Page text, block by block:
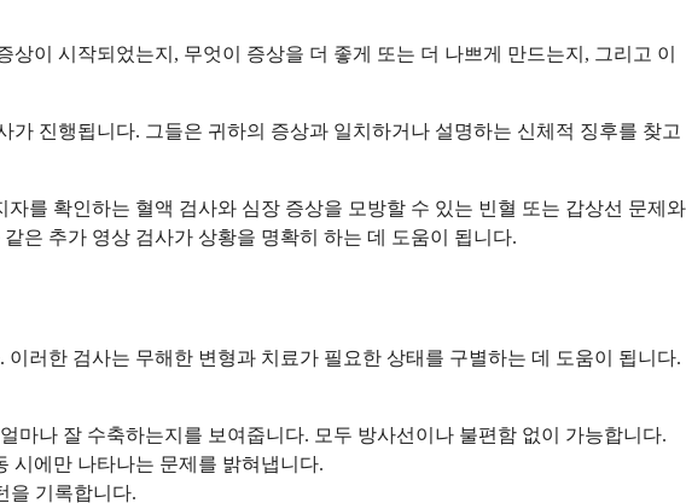
이 시작되었는지, 무엇이 증상을 더 좋게 또는 더 나쁘게 만드는지, 그리고 이
진행됩니다. 그들은 귀하의 증상과 일치하거나 설명하는 신체적 징후를 찾고
를 확인하는 혈액 검사와 심장 증상을 모방할 수 있는 빈혈 또는 갑상선 문제와
은 추가 영상 검사가 상황을 명확히 하는 데 도움이 됩니다.
러한 검사는 무해한 변형과 치료가 필요한 상태를 구별하는 데 도움이 됩니다.
마나 잘 수축하는지를 보여줍니다. 모두 방사선이나 불편함 없이 가능합니다.
시에만 나타나는 문제를 밝혀냅니다.
을 기록합니다.